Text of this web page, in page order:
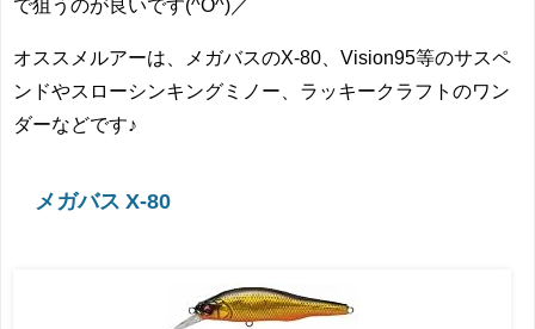
で狙うのが良いです(^O^)／
オススメルアーは、メガバスのX-80、Vision95等のサスペ
ンドやスローシンキングミノー、ラッキークラフトのワン
ダーなどです♪
メガバス X-80